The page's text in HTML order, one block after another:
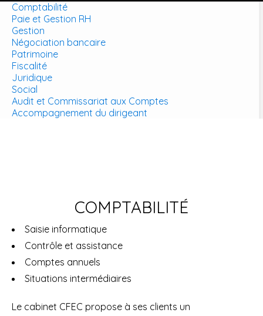
Comptabilité
Paie et Gestion RH
Gestion
Négociation bancaire
Patrimoine
Fiscalité
Juridique
Social
Audit et Commissariat aux Comptes
Accompagnement du dirigeant
COMPTABILITÉ
Saisie informatique
Contrôle et assistance
Comptes annuels
Situations intermédiaires
Le cabinet CFEC propose à ses clients un